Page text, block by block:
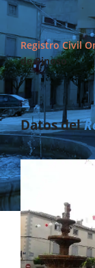
Registro Civil
de Pinoso
Datos del